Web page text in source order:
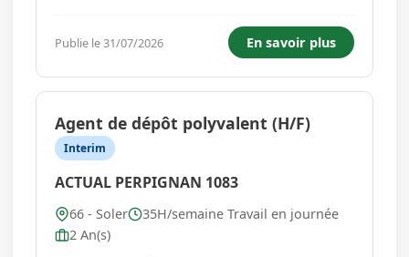
maintenance de nos solutions logicielles. Vous
interviendrez sur l'ensemble du cycle de vie du
développement, de la conception jusqu...
Publie le 31/07/2026 En savoir plus
Agent de dépôt polyvalent (H/F)
Interim
ACTUAL PERPIGNAN 1083
66 - Soler
35H/semaine Travail en journée
2 An(s)